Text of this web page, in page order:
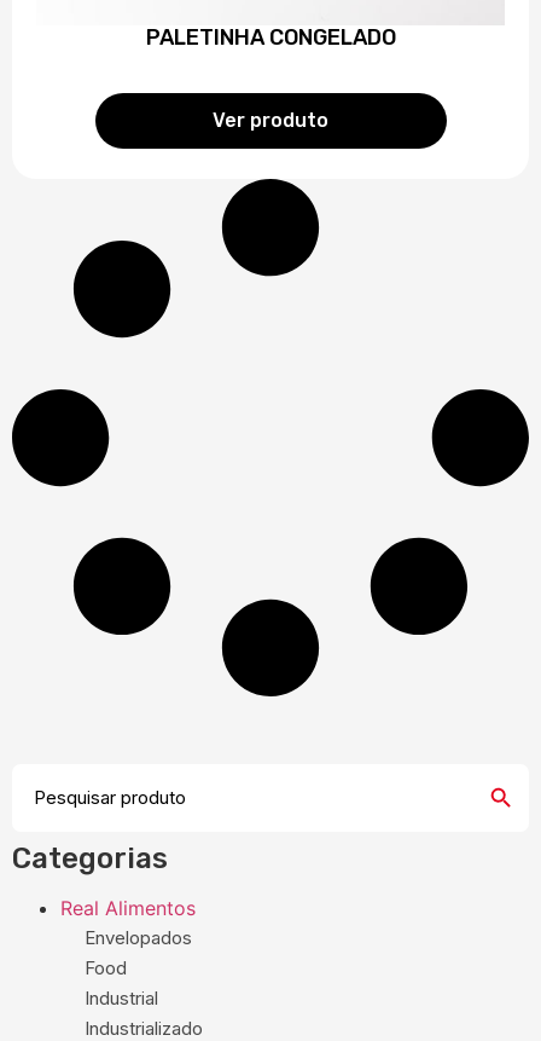
for:
Categorias
Real Alimentos
Envelopados
Food
Industrial
Industrializado
PALETINHA CONGELADO
Ver produto